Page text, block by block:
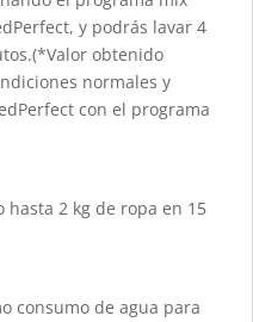
y podrás lavar 4
obtenido
normales y
con el programa
hasta 2 kg de ropa en 15
consumo de agua para